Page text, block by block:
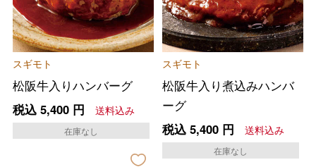
スギモト
松阪牛入りハンバーグ
税込 5,400円 送料込み
在庫なし
スギモト
松阪牛入り煮込みハンバ
ーグ
税込 5,400円 送料込み
在庫なし